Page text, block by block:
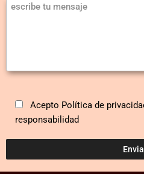
Acepto Política de
responsabilidad